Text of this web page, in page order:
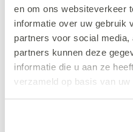
en om ons websiteverkeer
informatie over uw gebruik
partners voor social
partners kunnen deze
informatie die u aan ze
verzameld op basis van uw
Ouders
Tarieven
Rekenhulp
Pedagogisch